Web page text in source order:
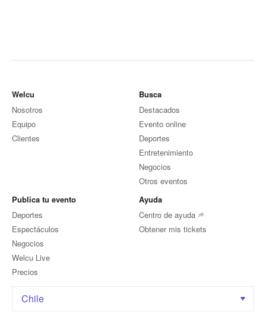
Welcu
Nosotros
Equipo
Clientes
Busca
Destacados
Evento online
Deportes
Entretenimiento
Negocios
Otros eventos
Publica tu evento
Deportes
Espectáculos
Negocios
Welcu Live
Precios
Ayuda
Centro de ayuda
Obtener mis tickets
Chile